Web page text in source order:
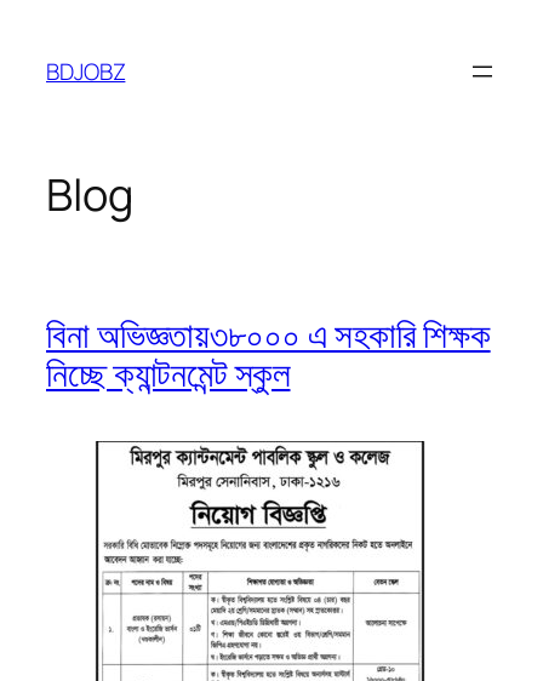
content
BDJOBZ
Blog
বিনা অভিজ্ঞতায়৩৮০০০ এ সহকারি শিক্ষক
নিচ্ছে ক্যান্টনমেন্ট স্কুল